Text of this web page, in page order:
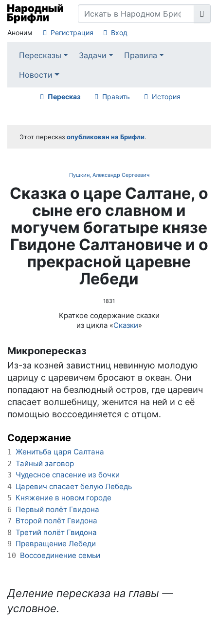
Аноним Регистрация Вход
Пересказы Задачи
Правила
Новости
Пересказ Править История
Этот пересказ опубликован на Брифли.
Пушкин, Александр Сергеевич
Сказка о царе Салтане, о
сыне его славном и
могучем богатыре князе
Гвидоне Салтановиче и о
прекрасной царевне
Лебеди
1831
Краткое содержание сказки
из цикла «Сказки»
Микропересказ
Из-за козней завистниц невинную молодую
царицу с царевичем бросают в океан. Они
попадают на безлюдный остров, где царевич
спасает волшебницу, женится на ней и с её
помощью воссоединяется с отцом.
Содержание
1 Женитьба царя Салтана
2 Тайный заговор
3 Чудесное спасение из бочки
4 Царевич спасает белую Лебедь
5 Княжение в новом городе
6 Первый полёт Гвидона
7 Второй полёт Гвидона
8 Третий полёт Гвидона
9 Превращение Лебеди
10 Воссоединение семьи
Деление пересказа на главы —
условное.